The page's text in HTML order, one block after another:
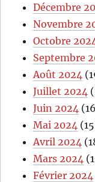
Décembre
Novembre
Octobre
Septembre
Août 2024
Juillet 2024
Juin 2024
Mai 2024
Avril 2024
Mars 2024
Février 2024